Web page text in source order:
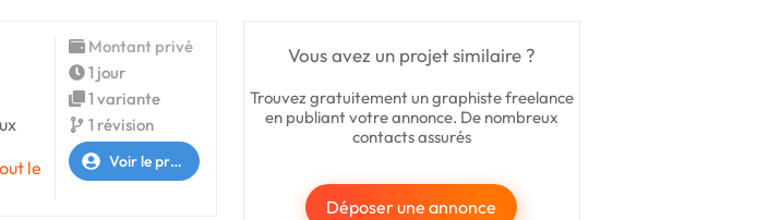
Vous avez un projet similaire ?
Trouvez gratuitement un graphiste freelance
en publiant votre annonce. De nombreux
contacts assurés
Déposer une annonce
le
Montant privé
1 jour
1 variante
1 révision
Voir le profil